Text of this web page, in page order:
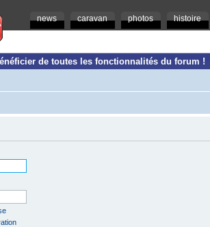
news caravan photos histoire
de toutes les fonctionnalités du forum !